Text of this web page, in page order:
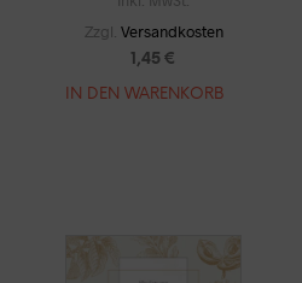
Zzgl. Versandkosten
1,45 €
IN DEN WARENKORB